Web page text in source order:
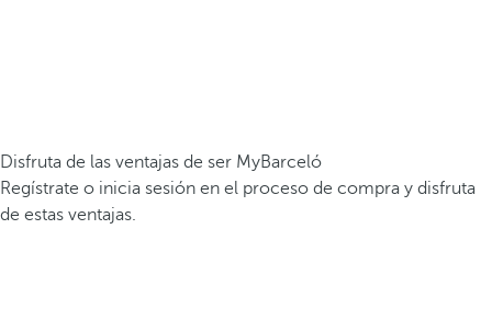
Disfruta de las ventajas de ser MyBarceló
Regístrate o inicia sesión en el proceso de compra y disfruta
de estas ventajas.